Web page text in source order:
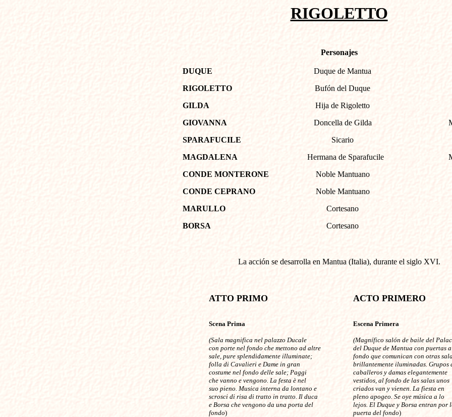
RIGOLETTO
Personajes
DUQUE
RIGOLETTO
GILDA
GIOVANNA
SPARAFUCILE
MAGDALENA
CONDE MONTERONE
CONDE CEPRANO
MARULLO
BORSA
Duque de Mantua
Bufón del Duque
Hija de Rigoletto
Doncella de Gilda
Sicario
Hermana de Sparafucile
Noble Mantuano
Noble Mantuano
Cortesano
Cortesano
La acción se desarrolla en Mantua (Italia), durante el siglo XVI.
ATTO PRIMO
Scena Prima
(Sala magnifica nel palazzo Ducale
con porte nel fondo che mettono ad altre
sale, pure splendidamente illuminate;
folla di Cavalieri e Dame in gran
costume nel fondo delle sale; Paggi
che vanno e vengono. La festa è nel
suo pieno. Musica interna da lontano e
scrosci di risa di tratto in tratto. Il duca
e Borsa che vengono da una porta del
fondo)
ACTO PRIMERO
Escena Primera
(Magnífico salón de baile del
del Duque de Mantua con puertas
fondo que comunican con otras
brillantemente iluminadas. Grupos
caballeros y damas elegantemente
vestidos, al fondo de las salas unos
criados van y vienen. La fiesta en
pleno apogeo. Se oye música a lo
lejos. El Duque y Borsa entran por
puerta del fondo)